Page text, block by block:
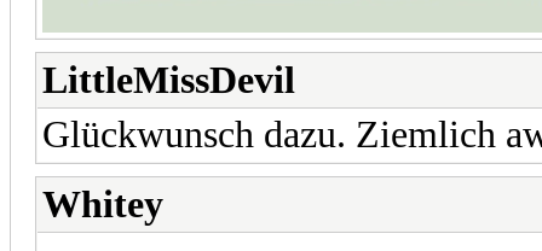
LittleMissDevil
Glückwunsch dazu. Ziemlich
Whitey